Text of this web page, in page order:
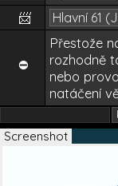
📨
Hlavní 61
⛔
Přestože
rozhodně
nebo
natáčení
Screenshot